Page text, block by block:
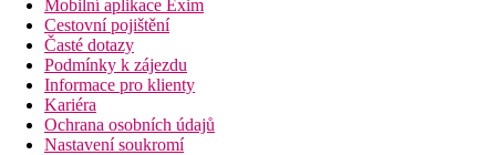
Mobilní aplikace Exim
Cestovní pojištění
Časté dotazy
Podmínky k zájezdu
Informace pro klienty
Kariéra
Ochrana osobních údajů
Nastavení soukromí